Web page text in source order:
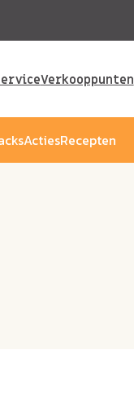
Verkooppunten
ActiesRecepten